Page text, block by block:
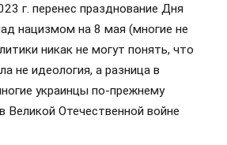
г. перенес празднование Дня
нацизмом на 8 мая (многие не
никак не могут понять, что
не идеология, а разница в
украинцы по-прежнему
Отечественной войне